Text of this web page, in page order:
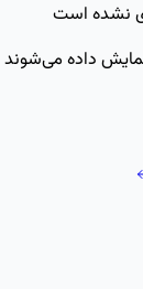
نشده است
داده می‌شوند